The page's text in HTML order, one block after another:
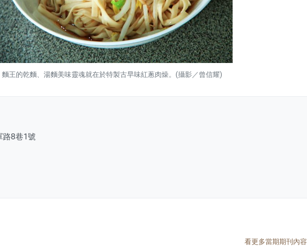
麵王的乾麵、湯麵美味靈魂就在於特製古早味紅蔥肉燥。(攝影／曾信耀)
路8巷1號
看更多當期期刊內容